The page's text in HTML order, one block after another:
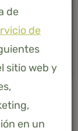
de
de
sitio web y
en un